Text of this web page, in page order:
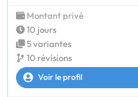
Montant privé
10 jours
5 variantes
10 révisions
Voir le profil